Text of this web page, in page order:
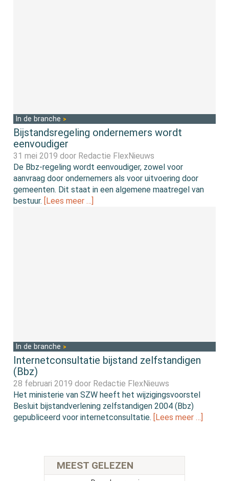
In de branche
Bijstandsregeling ondernemers wordt
eenvoudiger
31 mei 2019 door Redactie FlexNieuws
De Bbz-regeling wordt eenvoudiger, zowel voor
aanvraag door ondernemers als voor uitvoering door
gemeenten. Dit staat in een algemene maatregel van
bestuur.
[Lees meer …]
In de branche
Internetconsultatie bijstand zelfstandigen
(Bbz)
28 februari 2019 door Redactie FlexNieuws
Het ministerie van SZW heeft het wijzigingsvoorstel
Besluit bijstandverlening zelfstandigen 2004 (Bbz)
gepubliceerd voor internetconsultatie. [Lees meer …]
MEEST GELEZEN